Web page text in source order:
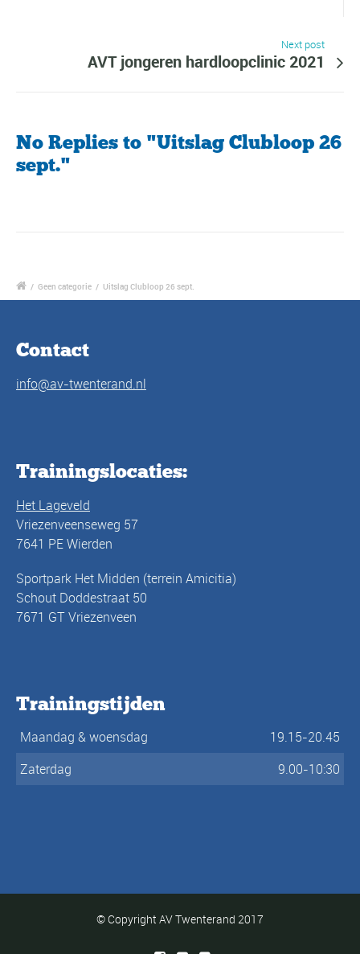
Next post
AVT jongeren hardloopclinic 2021
No Replies to "Uitslag Clubloop 26
sept."
/ Geen categorie / Uitslag Clubloop 26 sept.
Contact
info@av-twenterand.nl
Trainingslocaties:
Het Lageveld
Vriezenveenseweg 57
7641 PE Wierden
Sportpark Het Midden (terrein Amicitia)
Schout Doddestraat 50
7671 GT Vriezenveen
Trainingstijden
Maandag & woensdag
19.15-20.45
Zaterdag
9.00-10:30
© Copyright AV Twenterand 2017